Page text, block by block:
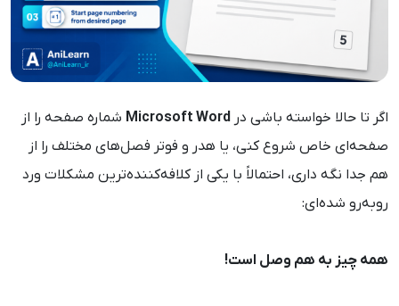
اگر تا حالا خواسته باشی در Microsoft Word شماره صفحه را از
صفحه‌ای خاص شروع کنی، یا هدر و فوتر فصل‌های مختلف را از
هم جدا نگه داری، احتمالاً با یکی از کلافه‌کننده‌ترین مشکلات ورد
روبه‌رو شده‌ای:
همه چیز به هم وصل است!